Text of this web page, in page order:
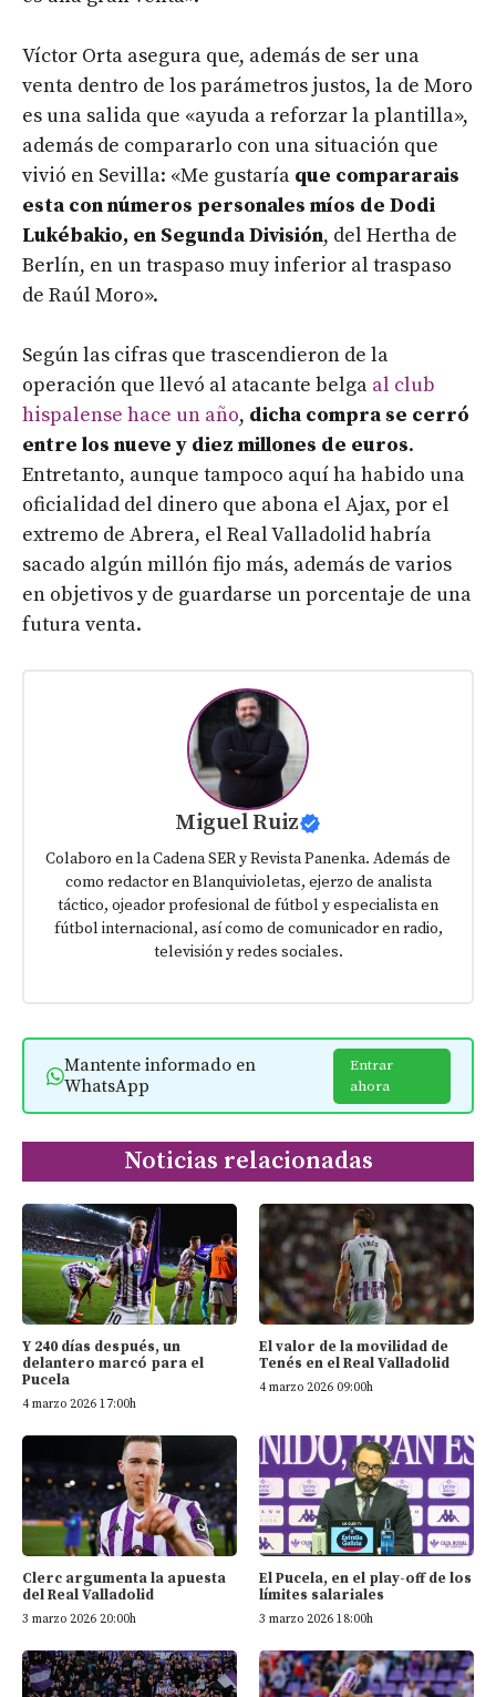
Víctor Orta asegura que, además de ser una
venta dentro de los parámetros justos, la de Moro
es una salida que «ayuda a reforzar la plantilla»,
además de compararlo con una situación que
vivió en Sevilla: «Me gustaría que compararais
esta con números personales míos de Dodi
Lukébakio, en Segunda División, del Hertha de
Berlín, en un traspaso muy inferior al traspaso
de Raúl Moro».
Según las cifras que trascendieron de la
operación que llevó al atacante belga al club
hispalense hace un año, dicha compra se cerró
entre los nueve y diez millones de euros.
Entretanto, aunque tampoco aquí ha habido una
oficialidad del dinero que abona el Ajax, por el
extremo de Abrera, el Real Valladolid habría
sacado algún millón fijo más, además de varios
en objetivos y de guardarse un porcentaje de una
futura venta.
Miguel Ruiz
Colaboro en la Cadena SER y Revista Panenka. Además de
como redactor en Blanquivioletas, ejerzo de analista
táctico, ojeador profesional de fútbol y especialista en
fútbol internacional, así como de comunicador en radio,
televisión y redes sociales.
Mantente informado en
WhatsApp
Entrar
ahora
Noticias relacionadas
Y 240 días después, un
delantero marcó para el
Pucela
4 marzo 2026 17:00h
El valor de la movilidad de
Tenés en el Real Valladolid
4 marzo 2026 09:00h
Clerc argumenta la apuesta
del Real Valladolid
3 marzo 2026 20:00h
El Pucela, en el play-off de los
límites salariales
3 marzo 2026 18:00h